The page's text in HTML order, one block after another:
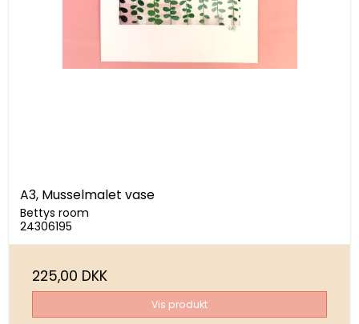
A3, Musselmalet vase
Bettys room
24306195
225,00 DKK
Vis produkt